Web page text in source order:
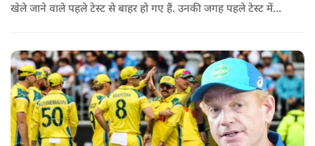
खेले जाने वाले पहले टेस्ट से बाहर हो गए हैं. उनकी जगह पहले टेस्ट में